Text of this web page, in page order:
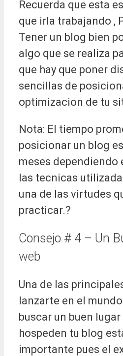
Recuerda que esta
que irla trabajando ,
Tener un blog bien
algo que se realiza
que hay que poner
sencillas de
optimizacion de tu
Nota: El tiempo
posicionar un blog
meses dependiendo
las tecnicas
una de las virtudes
practicar.?
Consejo # 4 – Un
web
Una de las
lanzarte en el
buscar un buen
hospeden tu blog
importante pues el